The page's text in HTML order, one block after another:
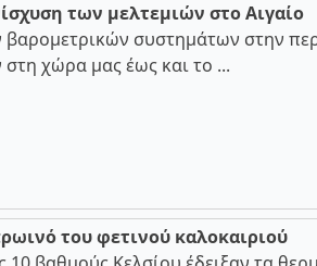
των μελτεμιών στο Αιγαίο
συστημάτων στην
χώρα μας έως και το ...
του φετινού καλοκαιριού